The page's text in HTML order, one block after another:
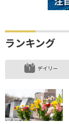
ランキング
デイリー